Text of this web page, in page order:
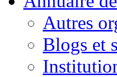
Autres
Blogs et